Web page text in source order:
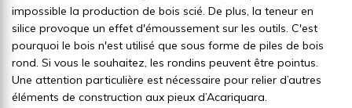
impossible la production de bois scié. De plus, la teneur en
silice provoque un effet d'émoussement sur les outils. C'est
pourquoi le bois n'est utilisé que sous forme de piles de bois
rond. Si vous le souhaitez, les rondins peuvent être pointus.
Une attention particulière est nécessaire pour relier d’autres
éléments de construction aux pieux d’Acariquara.